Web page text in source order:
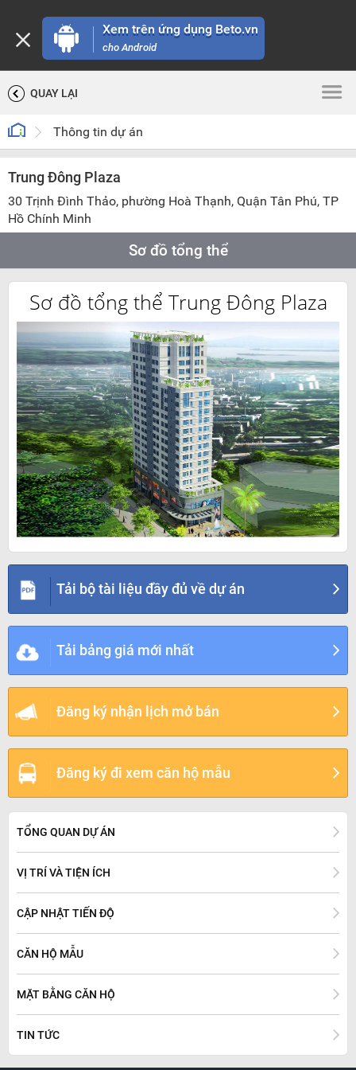
Xem trên ứng dụng Beto.vn
cho Android
QUAY LẠI
Thông tin dự án
Trung Đông Plaza
30 Trịnh Đình Thảo, phường Hoà Thạnh, Quận Tân Phú, TP
Hồ Chính Minh
Sơ đồ tổng thể
Sơ đồ tổng thể Trung Đông Plaza
Tải bộ tài liệu đầy đủ về dự án
Tải bảng giá mới nhất
Đăng ký nhận lịch mở bán
Đăng ký đi xem căn hộ mẫu
TỔNG QUAN DỰ ÁN
VỊ TRÍ VÀ TIỆN ÍCH
CẬP NHẬT TIẾN ĐỘ
CĂN HỘ MẪU
MẶT BẰNG CĂN HỘ
TIN TỨC